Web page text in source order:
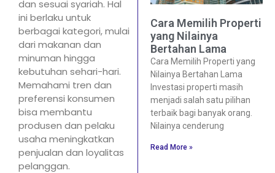
dan sesuai syariah. Hal
ini berlaku untuk
berbagai kategori, mulai
dari makanan dan
minuman hingga
kebutuhan sehari-hari.
Memahami tren dan
preferensi konsumen
bisa membantu
produsen dan pelaku
usaha meningkatkan
penjualan dan loyalitas
pelanggan.
Cara Memilih Properti
yang Nilainya
Bertahan Lama
Cara Memilih Properti yang
Nilainya Bertahan Lama
Investasi properti masih
menjadi salah satu pilihan
terbaik bagi banyak orang.
Nilainya cenderung
Read More »